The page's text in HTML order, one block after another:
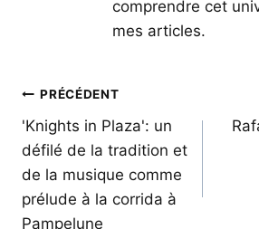
comprendre cet
mes articles.
Navigation
de
l’article
PRÉCÉDENT
'Knights in Plaza': un
défilé de la tradition et
de la musique comme
prélude à la corrida à
Pampelune